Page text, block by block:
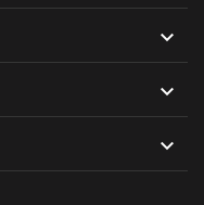


